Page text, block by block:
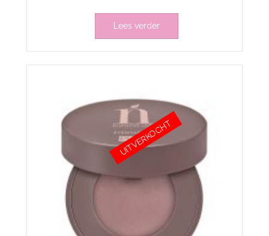
Lees verder
UITVERKOCHT